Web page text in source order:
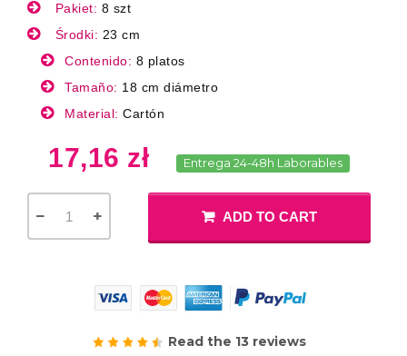
Pakiet: 8 szt
Środki: 23 cm
Contenido: 8 platos
Tamaño: 18 cm diámetro
Material: Cartón
17,16 zł Entrega 24-48h Laborables
ADD TO CART
Read the 13 reviews